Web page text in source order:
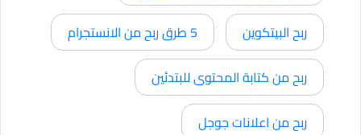
ربح البيتكوين
5 طرق ربح من الانستجرام
ربح من كتابة المحتوى للبتدئين
ربح من اعلانات جوجل